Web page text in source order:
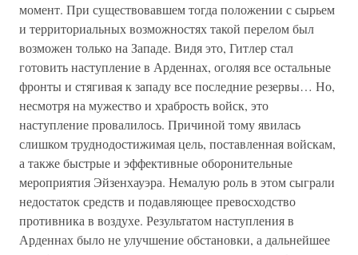
момент. При существовавшем тогда положении с сырьем
и территориальных возможностях такой перелом был
возможен только на Западе. Видя это, Гитлер стал
готовить наступление в Арденнах, оголяя все остальные
фронты и стягивая к западу все последние резервы… Но,
несмотря на мужество и храбрость войск, это
наступление провалилось. Причиной тому явилась
слишком труднодостижимая цель, поставленная войскам,
а также быстрые и эффективные оборонительные
мероприятия Эйзенхауэра. Немалую роль в этом сыграли
недостаток средств и подавляющее превосходство
противника в воздухе. Результатом наступления в
Арденнах было не улучшение обстановки, а дальнейшее